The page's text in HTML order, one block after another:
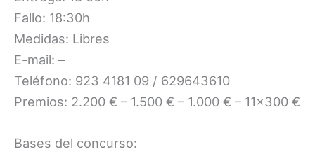
Fallo: 18:30h
Medidas: Libres
E-mail: –
Teléfono: 923 4181 09 / 629643610
Premios: 2.200 € – 1.500 € – 1.000 € – 11×300 €
Bases del concurso: